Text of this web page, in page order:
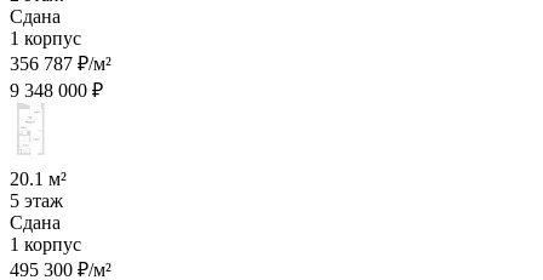
Сдана
1 корпус
356 787 ₽/м²
9 348 000 ₽
20.1 м²
5 этаж
Сдана
1 корпус
495 300 ₽/м²